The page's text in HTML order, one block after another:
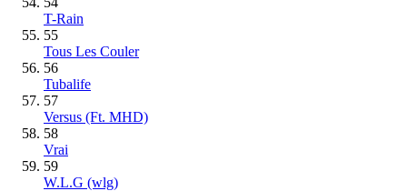
T-Rain
55
Tous Les Couler
56
Tubalife
57
Versus (Ft. MHD)
58
Vrai
59
W.L.G (wlg)